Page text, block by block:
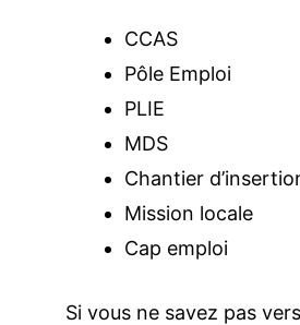
CCAS
Pôle Emploi
PLIE
MDS
Chantier
Mission locale
Cap emploi
Si vous ne savez pas